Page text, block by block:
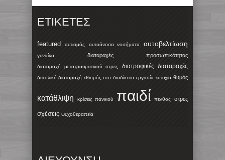
ΕΤΙΚΈΤΕΣ
featured αυτισμός αυτοάνοσα νοσήματα αυτοβελτίωση
γυναίκα διαταραχές προσωπικότητας
διαταραχή μετατραυματικού στρες διατροφικές διαταραχές
διπολική διαταραχή εθισμός στο διαδίκτυο εργασία ευτυχία θυμός
κατάθλιψη κρίσεις πανικού παιδί πένθος στρες
σχέσεις ψυχοθεραπεία